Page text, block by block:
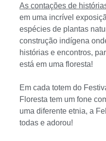
As contações de
em uma incrível
espécies de plantas
construção indígena
histórias e encontros,
está em uma floresta!
Em cada totem do
Floresta tem um fone
uma diferente etnia, a
todas e adorou!